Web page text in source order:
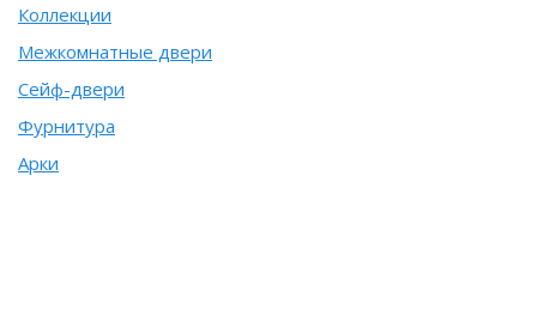
Коллекции
Межкомнатные двери
Сейф-двери
Фурнитура
Арки